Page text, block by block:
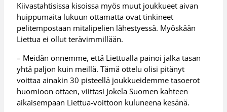
Kiivastahtisissa kisoissa myös muut joukkueet aivan
huippumaita lukuun ottamatta ovat tinkineet
pelitempostaan mitalipelien lähestyessä. Myöskään
Liettua ei ollut terävimmillään.
– Meidän onnemme, että Liettualla painoi jalka tasan
yhtä paljon kuin meillä. Tämä ottelu olisi pitänyt
voittaa ainakin 30 pisteellä joukkueidemme tasoerot
huomioon ottaen, viittasi Jokela Suomen kahteen
aikaisempaan Liettua-voittoon kuluneena kesänä.